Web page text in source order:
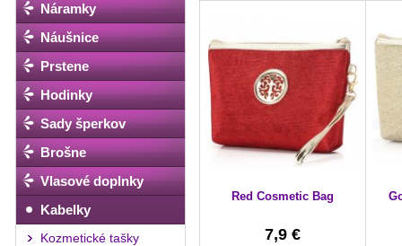
Náramky
Náušnice
Prstene
Hodinky
Sady šperkov
Brošne
Vlasové doplnky
Kabelky
Kozmetické tašky
Red Cosmetic Bag
7,9 €